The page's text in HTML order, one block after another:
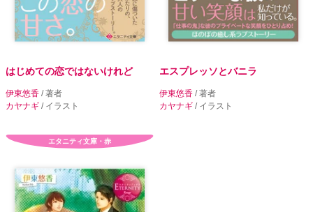
はじめての恋ではないけれど
伊東悠香 / 著者
カヤナギ / イラスト
エスプレッソとバニラ
伊東悠香 / 著者
カヤナギ / イラスト
エタニティ文庫・赤